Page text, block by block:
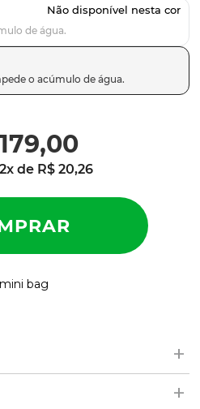
179,00
x de R$ 20,26
bag
+
número de série (SKU) do+